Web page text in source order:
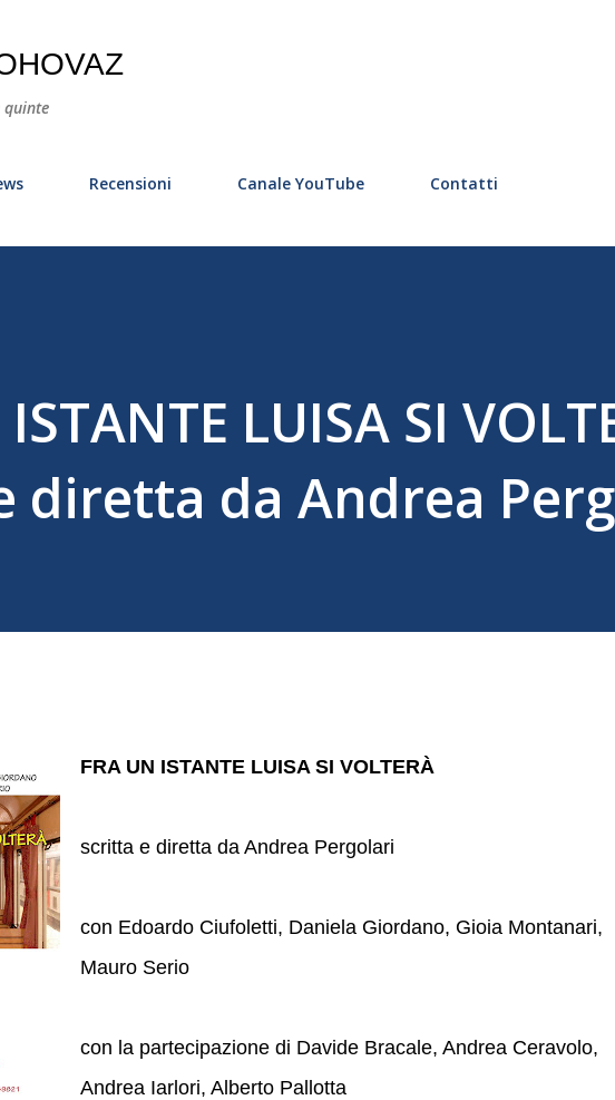
quinte
Recensioni Canale YouTube Contatti
LUISA SI
diretta da Andrea
FRA UN ISTANTE LUISA SI VOLTERÀ
scritta e diretta da Andrea Pergolari
con Edoardo Ciufoletti, Daniela Giordano, Gioia Montanari,
Mauro Serio
con la partecipazione di Davide Bracale, Andrea Ceravolo,
Andrea Iarlori, Alberto Pallotta